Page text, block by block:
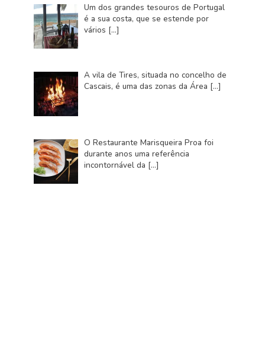
Um dos grandes tesouros de Portugal
é a sua costa, que se estende por
vários […]
A vila de Tires, situada no concelho de
Cascais, é uma das zonas da Área […]
O Restaurante Marisqueira Proa foi
durante anos uma referência
incontornável da […]